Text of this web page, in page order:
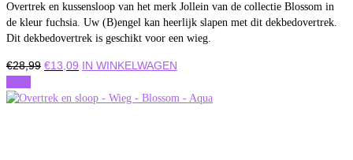
Overtrek en kussensloop van het merk Jollein van de collectie Blossom in
de kleur fuchsia. Uw (B)engel kan heerlijk slapen met dit dekbedovertrek.
Dit dekbedovertrek is geschikt voor een wieg.
€28,99 Oorspronkelijke
was:
€13,09 Huidige
is:
IN WINKELWAGEN